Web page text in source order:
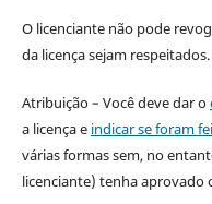
O licenciante não pode
da licença sejam
Atribuição – Você deve dar o
a licença e indicar se foram
várias formas sem, no
licenciante) tenha aprovado